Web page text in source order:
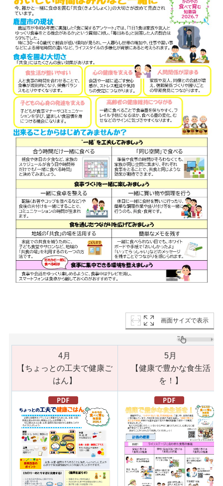
画面サイズで表示
4月
【ちょっとの工夫で健康ご
はん】
5月
【健康で豊かな食生活
を！】